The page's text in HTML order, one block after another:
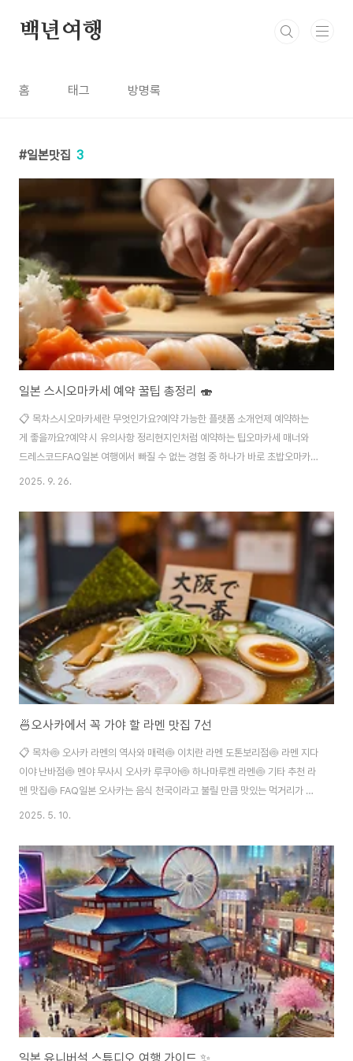
백년여행
홈 태그 방명록
일본맛집 3
일본 스시오마카세 예약 꿀팁 총정리 🍣
📋 목차스시오마카세란 무엇인가요?예약 가능한 플랫폼 소개언제 예약하는
게 좋을까요?예약 시 유의사항 정리현지인처럼 예약하는 팁오마카세 매너와
드레스코드FAQ일본 여행에서 빠질 수 없는 경험 중 하나가 바로 초밥오마카
세죠 🍣 오마카세(おまかせ)란 “셰프에게 맡긴다”는 뜻으로, 셰프가 직접 그
에서의 초밥오마카세는 미식가들에게도 인기 만점인 경험이랍니다. 하지만 일
본에서 유명한 스시오마카세 식당은 예약이 꽤 까다로운 편이에요. 몇 달 전부
터 예약이 마감되기도 하고, 일본어가 필요한 경우도 있어요. 그래서 이번 글에
서는 제가 일본 여행을 자주 다니며 경험한 노하우를 바탕으로, 초밥오마카세
를 성공적으로 예약하는 방법을 아주 자세히 알려드..
2025. 9. 26.
🍜오사카에서 꼭 가야 할 라멘 맛집 7선
📋 목차🍥 오사카 라멘의 역사와 매력🍥 이치란 라멘 도톤보리점🍥 라멘 지다
이야 난바점🍥 멘야 무사시 오사카 루쿠아🍥 하나마루켄 라멘🍥 기타 추천 라
멘 맛집🍥 FAQ일본 오사카는 음식 천국이라고 불릴 만큼 맛있는 먹거리가 넘
쳐나는 도시예요. 특히 라멘은 오사카 여행 중 절대 놓치면 안 되는 필수 코스
행의 즐거움을 한층 더해줘요. 도톤보리, 신사이바시, 우메다 등 오사카의 주요
관광지 주변에는 줄 서서 먹는 유명 라멘집이 많아요. 제가 생각했을 때, 오사카
에서의 라멘은 단순한 한 끼가 아니라 여행의 일부처럼 느껴졌어요. 그만큼 특
별하고 감동적인 맛이 많았거든요! 이제 본격적으로 오사카 최고의 라멘 맛집
들을 소개할게요..
2025. 5. 10.